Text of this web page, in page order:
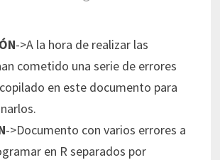
->A la hora de realizar las
cometido una serie de errores
en este documento para
->Documento con varios errores a
en R separados por